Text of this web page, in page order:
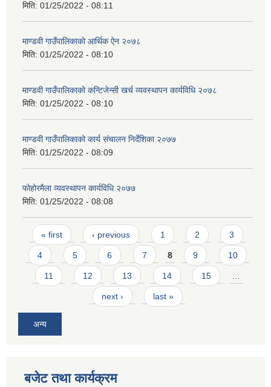
मिति: 01/25/2022 - 08:11
माण्डवी गाउँपालिकाको आर्थिक ऐन २०७८
मिति: 01/25/2022 - 08:10
माण्डवी गाउँपालिकाको कन्टिजेन्सी खर्च व्यवस्थापन कार्यविधि २०७८
मिति: 01/25/2022 - 08:10
माण्डवी गाउँपालिकाको कार्य संचालन निर्देशिका २०७७
मिति: 01/25/2022 - 08:09
फोहोरमैला व्यवस्थापन कार्यविधि २०७७
मिति: 01/25/2022 - 08:08
Pages
« first ‹ previous 1 2 3
4 5 6 7 8 9 10
11 12 13 14 15
next › last »
अन्य
बजेट तथा कार्यक्रम